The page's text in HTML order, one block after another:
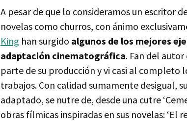
A pesar de que lo consideramos un escritor
novelas como churros, con ánimo
King han surgido algunos de los mejores
adaptación cinematográfica. Fan del
parte de su producción y vi casi al completo
trabajos. Con calidad sumamente desigual,
adaptado, se nutre de, desde una cutre
obras fílmicas inspiradas en sus novelas: ‘El